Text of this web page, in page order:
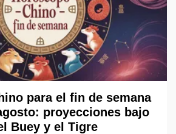
para el fin de semana
proyecciones bajo
Buey y el Tigre